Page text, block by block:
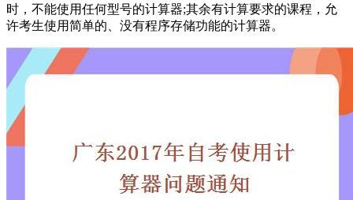
时，不能使用任何型号的计算器;其余有计算要求的课程，允
许考生使用简单的、没有程序存储功能的计算器。